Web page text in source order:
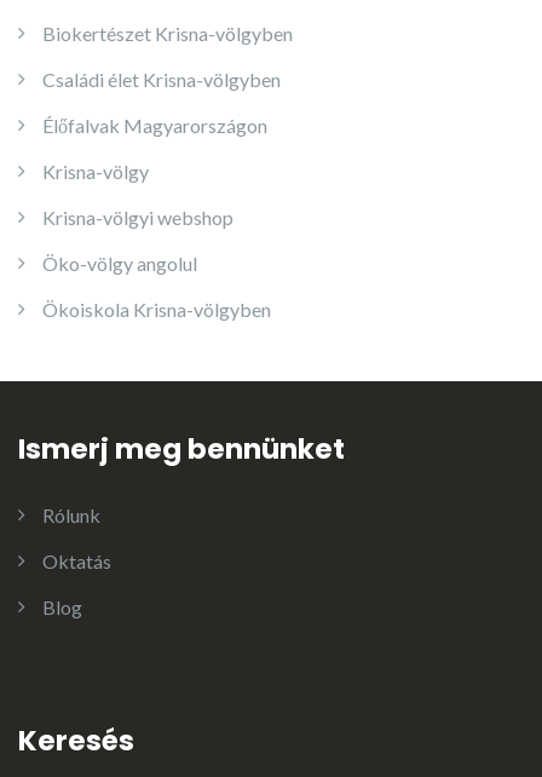
Biokertészet Krisna-völgyben
Családi élet Krisna-völgyben
Élőfalvak Magyarországon
Krisna-völgy
Krisna-völgyi webshop
Öko-völgy angolul
Ökoiskola Krisna-völgyben
Ismerj meg bennünket
Rólunk
Oktatás
Blog
Keresés